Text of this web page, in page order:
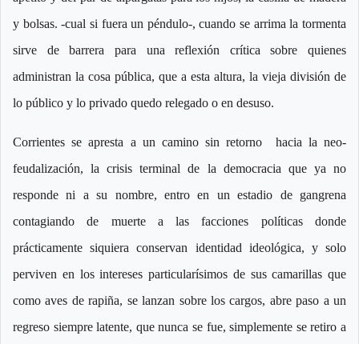
y bolsas. -cual si fuera un péndulo-, cuando se arrima la tormenta
sirve de barrera para una reflexión crítica sobre quienes
administran la cosa pública, que a esta altura, la vieja división de
lo público y lo privado quedo relegado o en desuso.
Corrientes se apresta a un camino sin retorno hacia la neo-
feudalización, la crisis terminal de la democracia que ya no
responde ni a su nombre, entro en un estadio de gangrena
contagiando de muerte a las facciones políticas donde
prácticamente siquiera conservan identidad ideológica, y solo
perviven en los intereses particularísimos de sus camarillas que
como aves de rapiña, se lanzan sobre los cargos, abre paso a un
regreso siempre latente, que nunca se fue, simplemente se retiro a